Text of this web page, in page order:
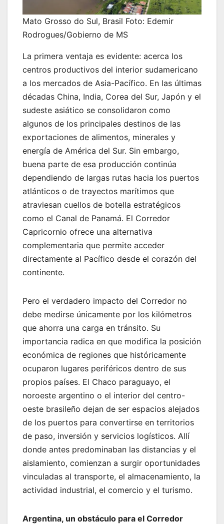
Mato Grosso do Sul, Brasil Foto: Edemir
Rodrogues/Gobierno de MS
La primera ventaja es evidente: acerca los
centros productivos del interior sudamericano
a los mercados de Asia-Pacífico. En las últimas
décadas China, India, Corea del Sur, Japón y el
sudeste asiático se consolidaron como
algunos de los principales destinos de las
exportaciones de alimentos, minerales y
energía de América del Sur. Sin embargo,
buena parte de esa producción continúa
dependiendo de largas rutas hacia los puertos
atlánticos o de trayectos marítimos que
atraviesan cuellos de botella estratégicos
como el Canal de Panamá. El Corredor
Capricornio ofrece una alternativa
complementaria que permite acceder
directamente al Pacífico desde el corazón del
continente.
Pero el verdadero impacto del Corredor no
debe medirse únicamente por los kilómetros
que ahorra una carga en tránsito. Su
importancia radica en que modifica la posición
económica de regiones que históricamente
ocuparon lugares periféricos dentro de sus
propios países. El Chaco paraguayo, el
noroeste argentino o el interior del centro-
oeste brasileño dejan de ser espacios alejados
de los puertos para convertirse en territorios
de paso, inversión y servicios logísticos. Allí
donde antes predominaban las distancias y el
aislamiento, comienzan a surgir oportunidades
vinculadas al transporte, el almacenamiento, la
actividad industrial, el comercio y el turismo.
Argentina, un obstáculo para el Corredor